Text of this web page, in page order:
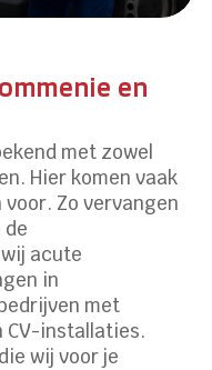
en
met zowel
Hier komen vaak
Zo vervangen
de
acute
in
met
CV-installaties.
wij voor je